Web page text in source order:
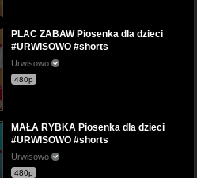
PLAC ZABAW Piosenka dla dzieci
#URWISOWO #shorts
Urwisowo
480p
MAŁA RYBKA Piosenka dla dzieci
#URWISOWO #shorts
Urwisowo
480p